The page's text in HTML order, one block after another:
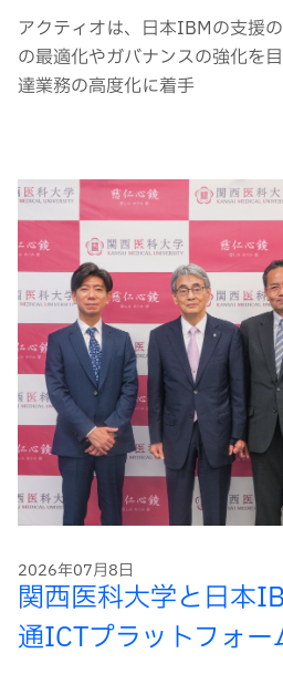
アクティオは、日本IBMの支援
の最適化やガバナンスの強化を
達業務の高度化に着手
2026年07月8日
関西医科大学と日本
通ICTプラットフォ